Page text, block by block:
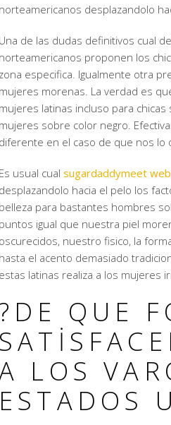
norteamericanos desplazandolo
Una de las dudas definitivos cual
norteamericanos proponen los
zona especifica. Igualmente otra
mujeres morenas. La verdad es
mujeres latinas incluso para
mujeres sobre color negro.
diferente en el caso de que nos lo
Es usual cual sugardaddymeet
desplazandolo hacia el pelo los
belleza para bastantes hombres
puntos igual que nuestra piel
oscurecidos, nuestro fisico, la
hasta el acento demasiado
estas latinas realiza a los mujeres
?DE QUE
LOS
ESTADOS